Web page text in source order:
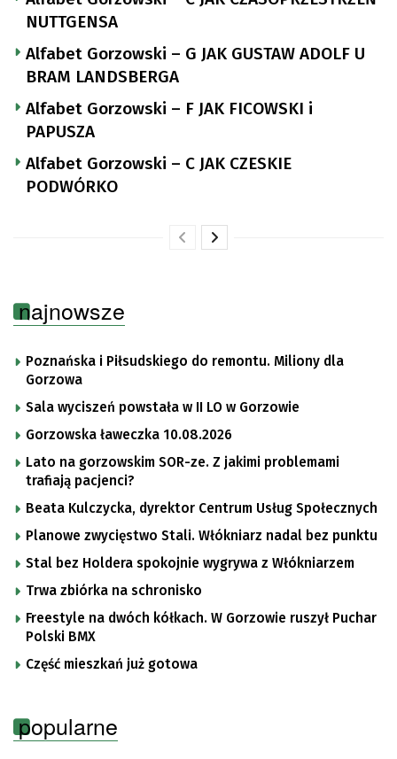
NUTTGENSA
Alfabet Gorzowski – G JAK GUSTAW ADOLF U
BRAM LANDSBERGA
Alfabet Gorzowski – F JAK FICOWSKI i
PAPUSZA
Alfabet Gorzowski – C JAK CZESKIE
PODWÓRKO
najnowsze
Poznańska i Piłsudskiego do remontu. Miliony dla
Gorzowa
Sala wyciszeń powstała w II LO w Gorzowie
Gorzowska ławeczka 10.08.2026
Lato na gorzowskim SOR-ze. Z jakimi problemami
trafiają pacjenci?
Beata Kulczycka, dyrektor Centrum Usług Społecznych
Planowe zwycięstwo Stali. Włókniarz nadal bez punktu
Stal bez Holdera spokojnie wygrywa z Włókniarzem
Trwa zbiórka na schronisko
Freestyle na dwóch kółkach. W Gorzowie ruszył Puchar
Polski BMX
Część mieszkań już gotowa
popularne